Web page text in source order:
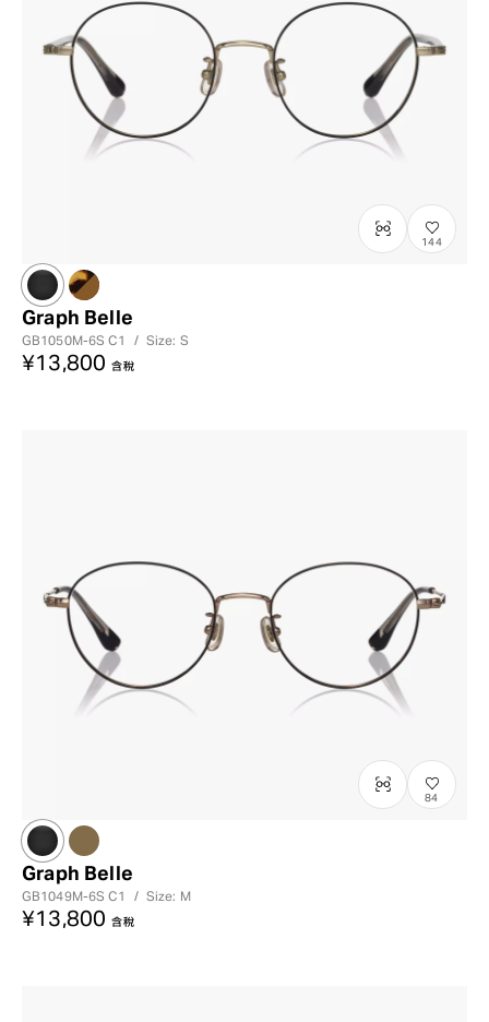
144
Graph Belle
GB1050M-6SC1 / Size: S
¥13,800 含稅
84
Graph Belle
GB1049M-6SC1 / Size: M
¥13,800 含稅